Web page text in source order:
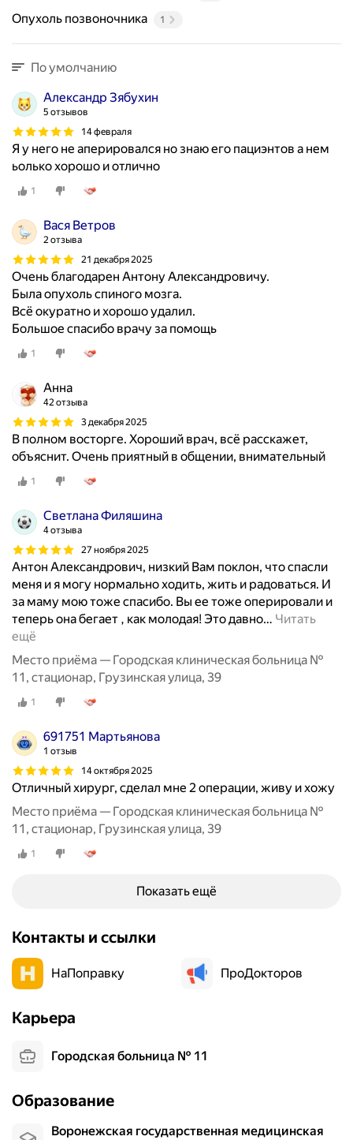
Опухоль позвоночника 1
По умолчанию
Александр Зябухин
5 отзывов
14 февраля
Я у него не аперировался но знаю его пациэнтов а нем
ьолько хорошо и отлично
1
Вася Ветров
2 отзыва
21 декабря 2025
Очень благодарен Антону Александровичу.
Была опухоль спиного мозга.
Всё окуратно и хорошо удалил.
Большое спасибо врачу за помощь
1
Анна
42 отзыва
3 декабря 2025
В полном восторге. Хороший врач, всё расскажет,
объяснит. Очень приятный в общении, внимательный
1
Светлана Филяшина
4 отзыва
27 ноября 2025
Антон Александрович, низкий Вам поклон, что спасли
меня и я могу нормально ходить, жить и радоваться. И
за маму мою тоже спасибо. Вы ее тоже оперировали и
теперь она бегает , как молодая! Это давно… Читать
ещё
Место приёма — Городская клиническая больница №
11, стационар, Грузинская улица, 39
1
691751 Мартьянова
1 отзыв
14 октября 2025
Отличный хирург, сделал мне 2 операции, живу и хожу
Место приёма — Городская клиническая больница №
11, стационар, Грузинская улица, 39
1
Показать ещё
Контакты и ссылки
НаПоправку ПроДокторов
Карьера
Городская больница № 11
Образование
Воронежская государственная медицинская